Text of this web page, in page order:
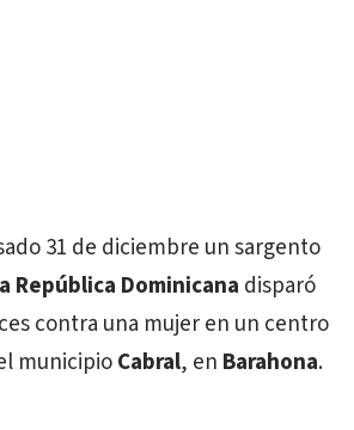
31 de diciembre un sargento
República Dominicana disparó
contra una mujer en un centro
municipioCabral, en Barahona.